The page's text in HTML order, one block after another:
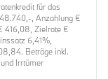
für das
, Anzahlung €
416,08, Zielrate €
6,41%,
Beträge inkl.
Irrtümer